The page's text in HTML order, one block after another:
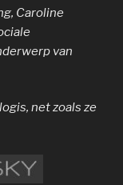
Caroline
van
net zoals ze